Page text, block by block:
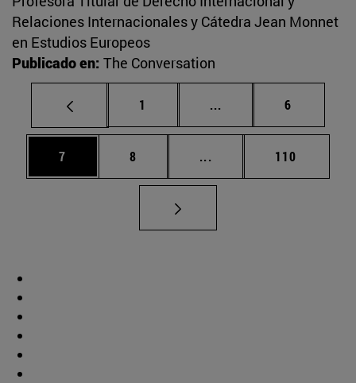
Relaciones Internacionales y Cátedra Jean Monnet
en Estudios Europeos
Publicado en: The Conversation
Página
1 ... Páginas intermedias
Página
6
Página
7 Página
8 ... Páginas intermedias
Página
110